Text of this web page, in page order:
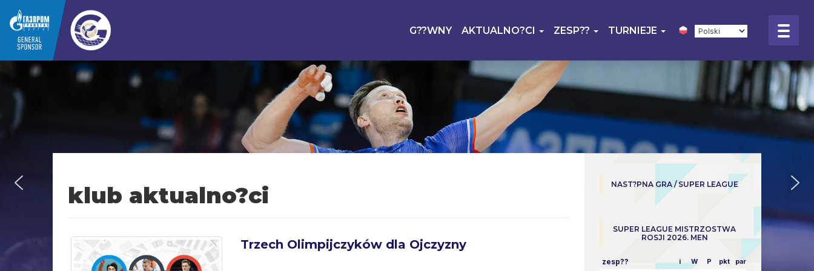
G??WNY AKTUALNO?CI ZESP?? TURNIEJE
klub aktualno?ci
Trzech Olimpijczyków dla Ojczyzny
NAST?PNA GRA / SUPER LEAGUE
SUPER LEAGUE MISTRZOSTWA
ROSJI 2026. MEN
zesp?? i W P pkt parowy